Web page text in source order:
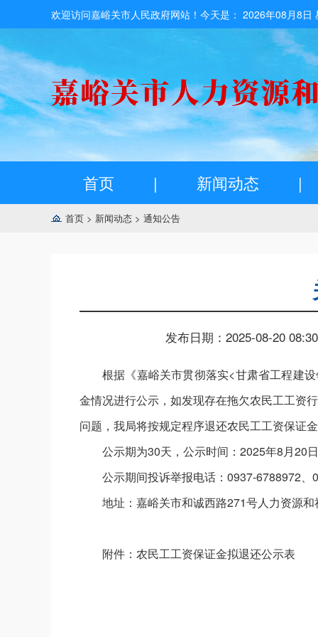
欢迎访问嘉峪关市人民政府网站！今天是： 2026年08月8日
首页 | 新闻动态 |
首页 > 新闻动态 > 通知公告
发布日期：2025-08-20 08:30
根据《嘉峪关市贯彻落实<甘肃省工程建
金情况进行公示，如发现存在拖欠农民工工资
问题，我局将按规定程序退还农民工工资保证
公示期为30天，公示时间：2025年8月20
公示期间投诉举报电话：0937-6788972
地址：嘉峪关市和诚西路271号人力资源
附件：农民工工资保证金拟退还公示表